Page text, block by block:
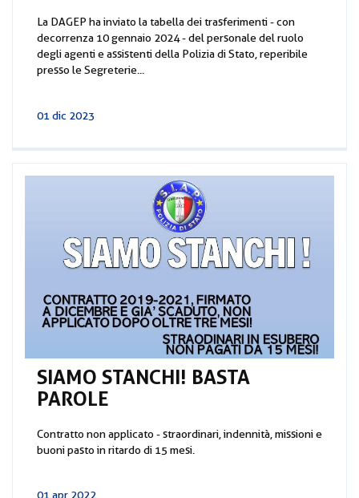
La DAGEP ha inviato la tabella dei trasferimenti - con
decorrenza 10 gennaio 2024 - del personale del ruolo
degli agenti e assistenti della Polizia di Stato, reperibile
presso le Segreterie...
01 dic 2023
SIAMO STANCHI! BASTA
PAROLE
Contratto non applicato - straordinari, indennità, missioni e
buoni pasto in ritardo di 15 mesi.
01 apr 2022